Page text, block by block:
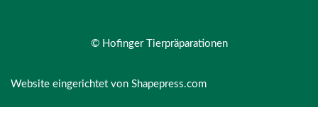
© Hofinger Tierpräparationen
Website eingerichtet von Shapepress.com